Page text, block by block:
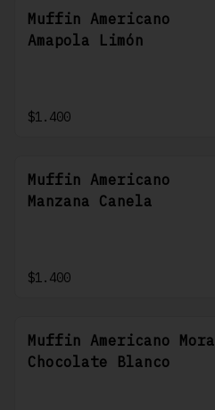
Muffin Americano
Amapola Limón
$1.400
Muffin Americano
Manzana Canela
$1.400
Muffin Americano Mora
Chocolate Blanco